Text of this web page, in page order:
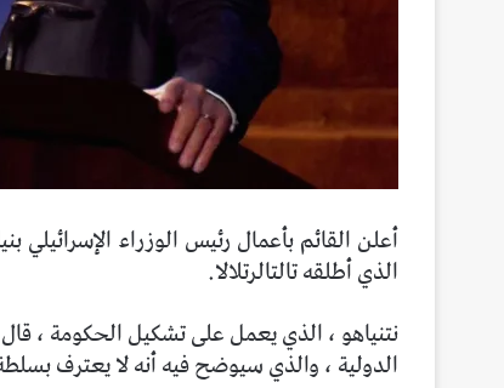
أعلن القائم بأعمال رئيس الوزراء
الذي أطلقه تالتالرتلالا.
نتنياهو ، الذي يعمل على تشكيل الحكومة ،
الدولية ، والذي سيوضح فيه أنه لا يعترف